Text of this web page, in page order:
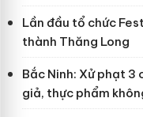
Lần đầu tổ chức
thành Thăng Long
Bắc Ninh: Xử phạt 3
giả, thực phẩm